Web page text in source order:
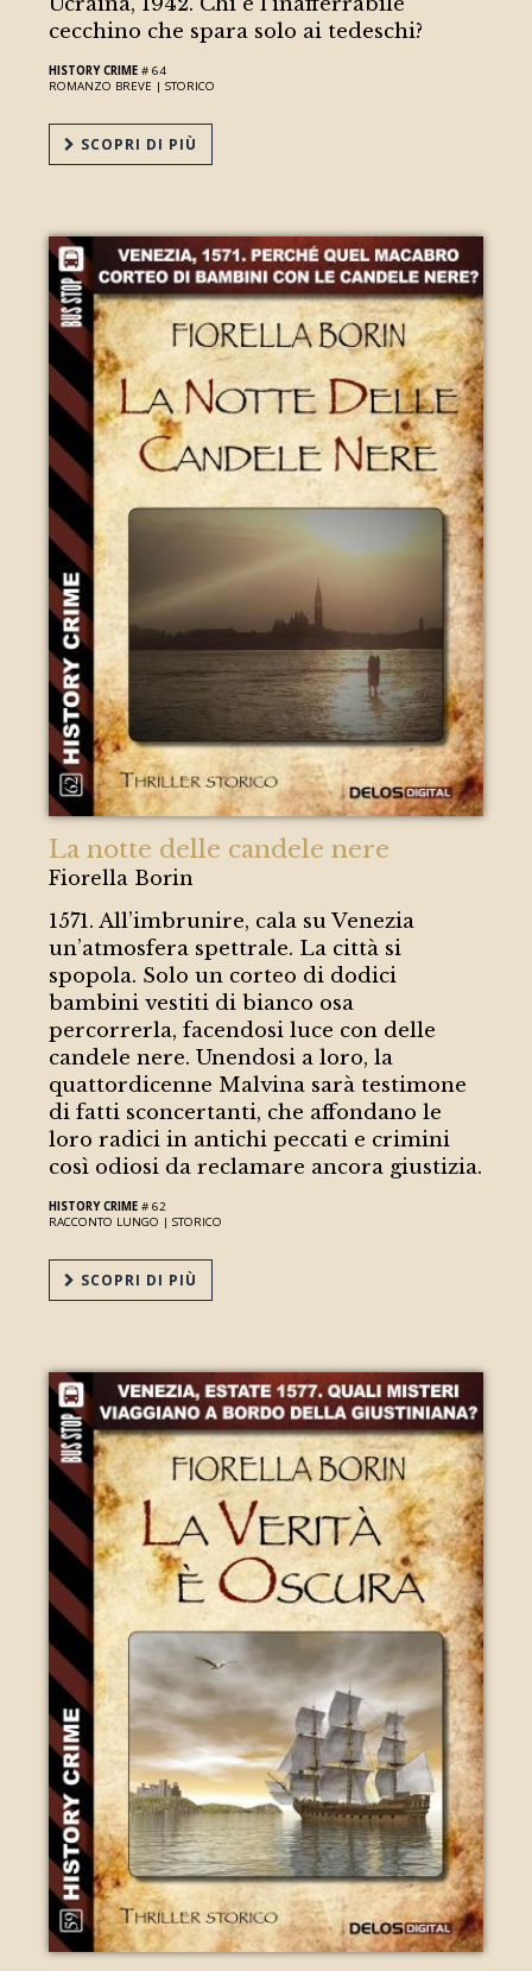
cecchino che spara solo ai tedeschi?
HISTORY CRIME # 64
ROMANZO BREVE |STORICO
SCOPRI DI PIÙ
La notte delle candele nere
Fiorella Borin
1571. All’imbrunire, cala su Venezia
un’atmosfera spettrale. La città si
spopola. Solo un corteo di dodici
bambini vestiti di bianco osa
percorrerla, facendosi luce con delle
candele nere. Unendosi a loro, la
quattordicenne Malvina sarà testimone
di fatti sconcertanti, che affondano le
loro radici in antichi peccati e crimini
così odiosi da reclamare ancora giustizia.
HISTORY CRIME # 62
RACCONTO LUNGO |STORICO
SCOPRI DI PIÙ